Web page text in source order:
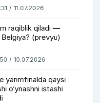
/ 11.07.2026
raqiblik qiladi —
(prevyu)
/ 10.07.2026
yarimfinalda qaysi
o‘ynashni istashi